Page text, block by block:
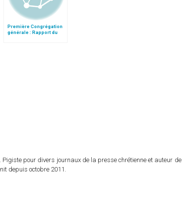
Première Congrégation
générale : Rapport du
pour divers journaux de la presse chrétienne et auteur
depuis octobre 2011.